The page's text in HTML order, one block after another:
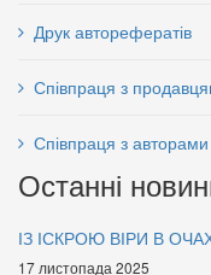
Друк авторефератів
Співпраця з
Співпраця з авторами
Останні
ІЗ ІСКРОЮ ВІРИ В
17 листопада 2025